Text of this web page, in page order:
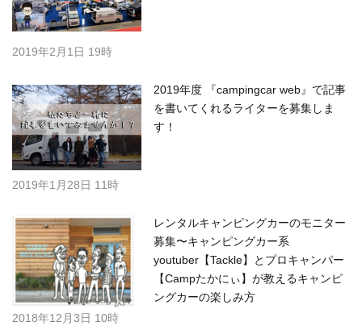
2019年2月1日 19時
2019年度 『campingcar web』で記事
を書いてくれるライターを募集しま
す！
2019年1月28日 11時
レンタルキャンピングカーのモニター
募集〜キャンピングカー系
youtuber【Tackle】とプロキャンパー
【Campたかにぃ】が教えるキャンピ
ングカーの楽しみ方
2018年12月3日 10時